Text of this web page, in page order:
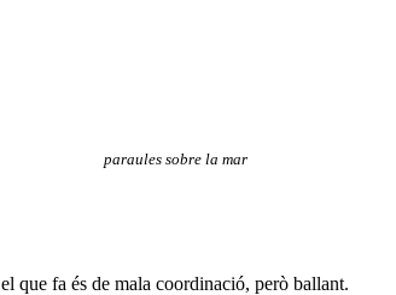
paraules sobre la mar
el que fa és de mala coordinació, però ballant.